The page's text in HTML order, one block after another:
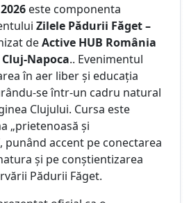
este componenta
Zilele Pădurii Făget –
deActive HUB România
Napoca.. Evenimentul
în aer liber și educația
se într-un cadru natural
Clujului. Cursa este
„prietenoasă și
punând accent pe conectarea
și pe conștientizarea
Pădurii Făget.